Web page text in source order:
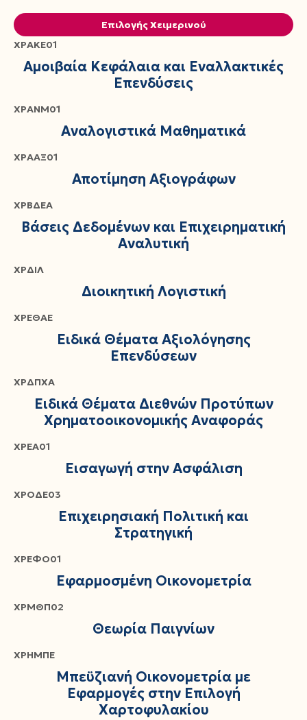
Επιλογής Χειμερινού
ΧΡΑΚΕ01
Αμοιβαία Κεφάλαια και Εναλλακτικές
Επενδύσεις
ΧΡΑΝΜ01
Αναλογιστικά Μαθηματικά
ΧΡΑΑΞ01
Αποτίμηση Αξιογράφων
ΧΡΒΔΕΑ
Βάσεις Δεδομένων και Επιχειρηματική
Αναλυτική
ΧΡΔΙΛ
Διοικητική Λογιστική
ΧΡΕΘΑΕ
Ειδικά Θέματα Αξιολόγησης
Επενδύσεων
ΧΡΔΠΧΑ
Ειδικά Θέματα Διεθνών Προτύπων
Χρηματοοικονομικής Αναφοράς
ΧΡΕΑ01
Εισαγωγή στην Ασφάλιση
ΧΡΟΔΕ03
Επιχειρησιακή Πολιτική και
Στρατηγική
ΧΡΕΦΟ01
Εφαρμοσμένη Οικονομετρία
ΧΡΜΘΠ02
Θεωρία Παιγνίων
ΧΡΗΜΠΕ
Μπεϋζιανή Οικονομετρία με
Εφαρμογές στην Επιλογή
Χαρτοφυλακίου